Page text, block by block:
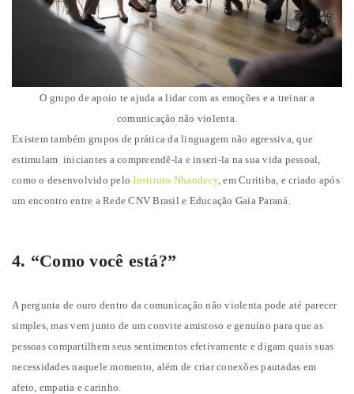
O grupo de apoio te ajuda a lidar com as emoções e a treinar a
comunicação não violenta.
Existem também grupos de prática da linguagem não agressiva, que
estimulam iniciantes a compreendê-la e inseri-la na sua vida pessoal,
como o desenvolvido peloInstituto Nhandecy, em Curitiba, e criado após
um encontro entre a Rede CNV Brasil e Educação Gaia Paraná.
4. “Como você está?”
A pergunta de ouro dentro da comunicação não violenta pode até parecer
simples, mas vem junto de um convite amistoso e genuíno para que as
pessoas compartilhem seus sentimentos efetivamente e digam quais suas
necessidades naquele momento, além de criar conexões pautadas em
afeto, empatia e carinho.